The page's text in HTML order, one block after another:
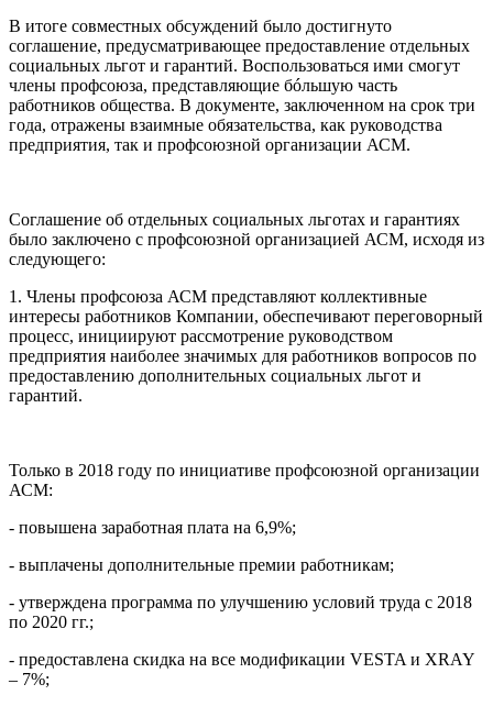
В итоге совместных обсуждений было достигнуто
соглашение, предусматривающее предоставление отдельных
социальных льгот и гарантий. Воспользоваться ими смогут
члены профсоюза, представляющие бóльшую часть
работников общества. В документе, заключенном на срок три
года, отражены взаимные обязательства, как руководства
предприятия, так и профсоюзной организации АСМ.
Соглашение об отдельных социальных льготах и гарантиях
было заключено с профсоюзной организацией АСМ, исходя из
следующего:
1. Члены профсоюза АСМ представляют коллективные
интересы работников Компании, обеспечивают переговорный
процесс, инициируют рассмотрение руководством
предприятия наиболее значимых для работников вопросов по
предоставлению дополнительных социальных льгот и
гарантий.
Только в 2018 году по инициативе профсоюзной организации
АСМ:
- повышена заработная плата на 6,9%;
- выплачены дополнительные премии работникам;
- утверждена программа по улучшению условий труда с 2018
по 2020 гг.;
- предоставлена скидка на все модификации VESTA и XRAY
– 7%;